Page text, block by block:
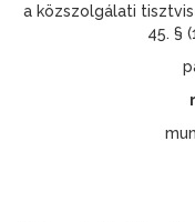
a közszolgálati
45. §